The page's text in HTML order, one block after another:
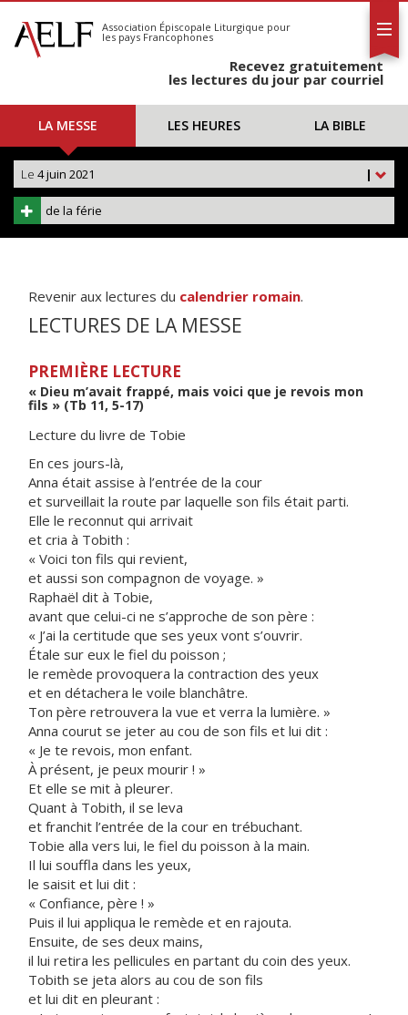
S'abonner
Calendrier
Association Épiscopale Liturgique pour
les pays Francophones
Recevez gratuitement
les lectures du jour par courriel
LA MESSE LES HEURES LA BIBLE
|
Le 4 juin 2021
de la férie
Revenir aux lectures du calendrier romain.
LECTURES DE LA MESSE
PREMIÈRE LECTURE
« Dieu m’avait frappé, mais voici que je revois mon
fils » (Tb 11, 5-17)
Lecture du livre de Tobie
En ces jours-là,
Anna était assise à l’entrée de la cour
et surveillait la route par laquelle son fils était parti.
Elle le reconnut qui arrivait
et cria à Tobith :
« Voici ton fils qui revient,
et aussi son compagnon de voyage. »
Raphaël dit à Tobie,
avant que celui-ci ne s’approche de son père :
« J’ai la certitude que ses yeux vont s’ouvrir.
Étale sur eux le fiel du poisson ;
le remède provoquera la contraction des yeux
et en détachera le voile blanchâtre.
Ton père retrouvera la vue et verra la lumière. »
Anna courut se jeter au cou de son fils et lui dit :
« Je te revois, mon enfant.
À présent, je peux mourir ! »
Et elle se mit à pleurer.
Quant à Tobith, il se leva
et franchit l’entrée de la cour en trébuchant.
Tobie alla vers lui, le fiel du poisson à la main.
Il lui souffla dans les yeux,
le saisit et lui dit :
« Confiance, père ! »
Puis il lui appliqua le remède et en rajouta.
Ensuite, de ses deux mains,
il lui retira les pellicules en partant du coin des yeux.
Tobith se jeta alors au cou de son fils
et lui dit en pleurant :